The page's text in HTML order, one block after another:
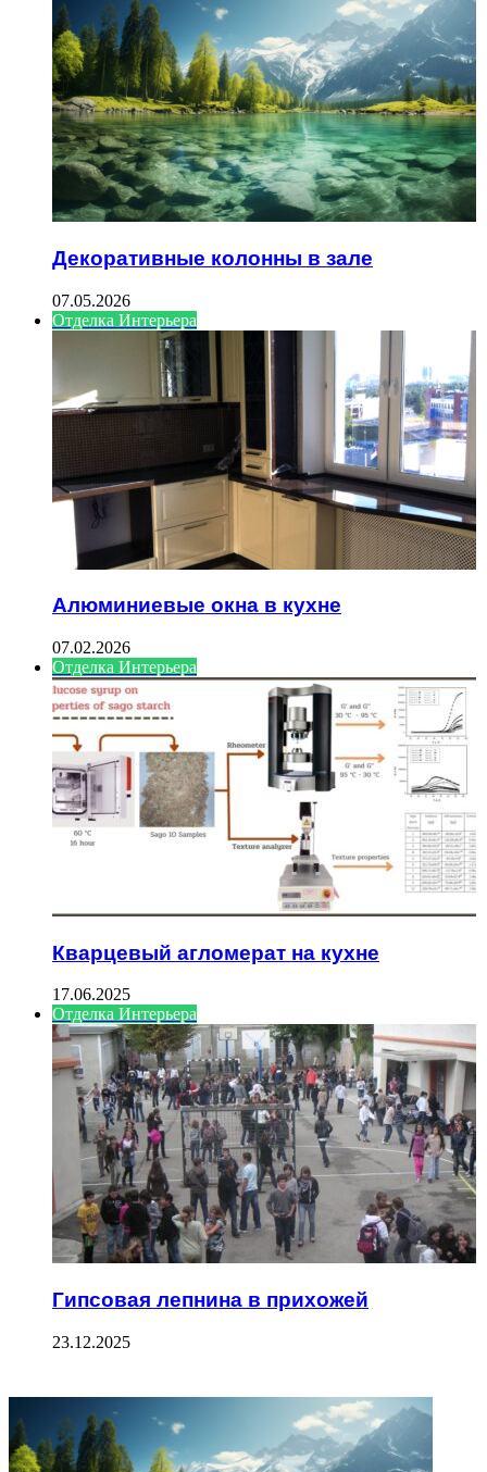
Декоративные колонны в зале
07.05.2026
Отделка Интерьера
Алюминиевые окна в кухне
07.02.2026
Отделка Интерьера
Кварцевый агломерат на кухне
17.06.2025
Отделка Интерьера
Гипсовая лепнина в прихожей
23.12.2025